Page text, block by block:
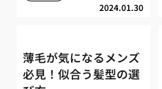
2024.01.30
薄毛が気になるメンズ
必見！似合う髪型の選